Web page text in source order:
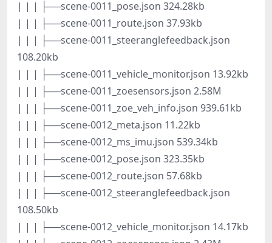
| | | ├──scene-0011_pose.json 324.28kb
| | | ├──scene-0011_route.json 37.93kb
| | | ├──scene-0011_steeranglefeedback.json
108.20kb
| | | ├──scene-0011_vehicle_monitor.json 13.92kb
| | | ├──scene-0011_zoesensors.json 2.58M
| | | ├──scene-0011_zoe_veh_info.json 939.61kb
| | | ├──scene-0012_meta.json 11.22kb
| | | ├──scene-0012_ms_imu.json 539.34kb
| | | ├──scene-0012_pose.json 323.35kb
| | | ├──scene-0012_route.json 57.68kb
| | | ├──scene-0012_steeranglefeedback.json
108.50kb
| | | ├──scene-0012_vehicle_monitor.json 14.17kb